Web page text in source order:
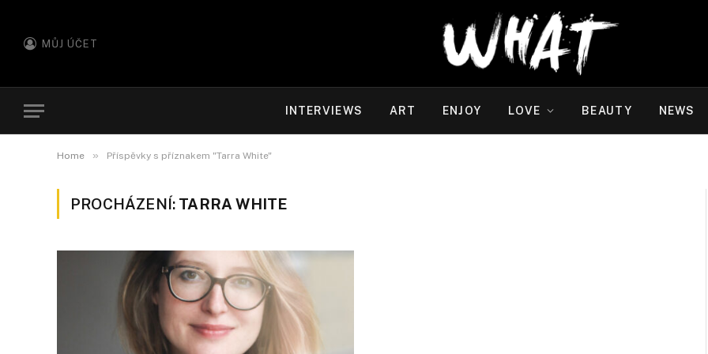
MŮJ ÚČET
INTERVIEWS ART ENJOY LOVE BEAUTY NEWS
Home » Příspěvky s příznakem "Tarra White"
PROCHÁZENÍ: TARRA WHITE